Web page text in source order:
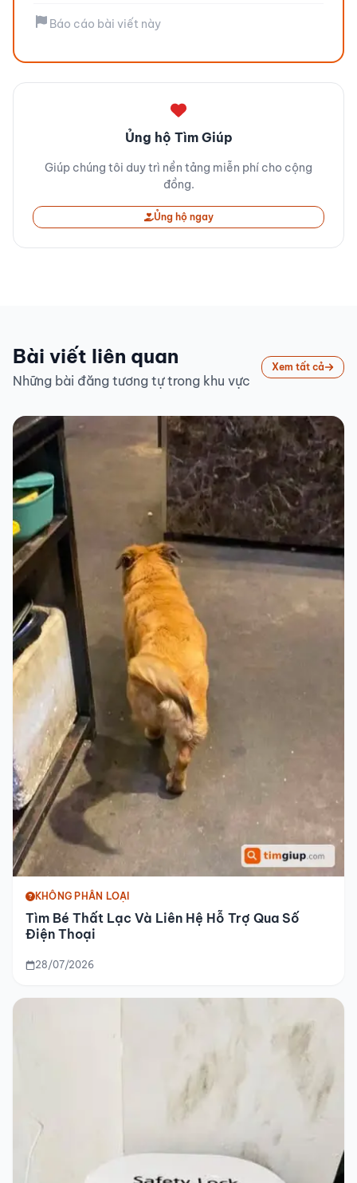
Báo cáo bài viết này
Ủng hộ Tìm Giúp
Giúp chúng tôi duy trì nền tảng miễn phí cho cộng
đồng.
Ủng hộ ngay
Bài viết liên quan
Những bài đăng tương tự trong khu vực
Xem tất cả
KHÔNG PHÂN LOẠI
Tìm Bé Thất Lạc Và Liên Hệ Hỗ Trợ Qua Số
Điện Thoại
28/07/2026